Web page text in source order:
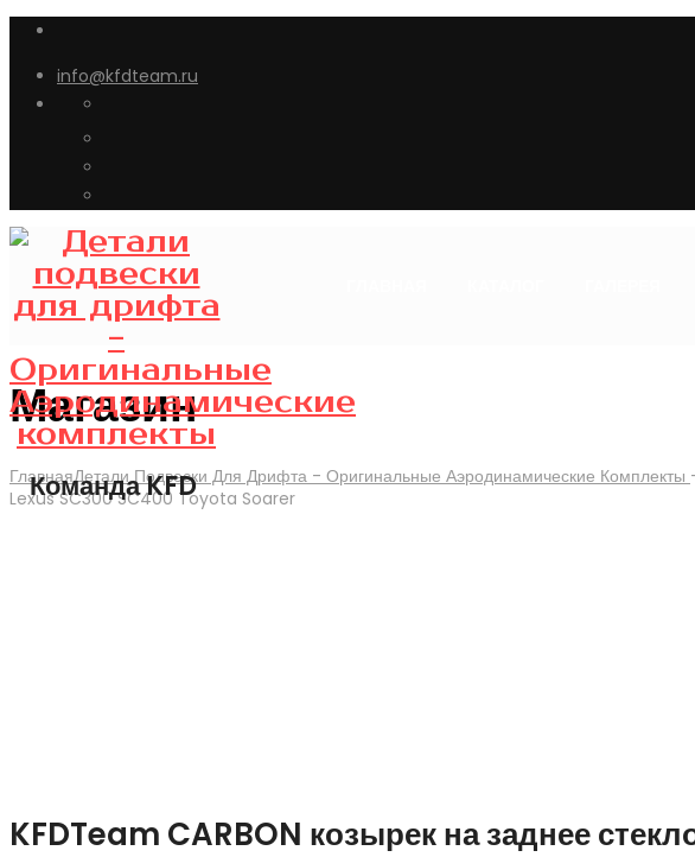
info@kfdteam.ru
Команда KFD
Магазин
ГлавнаяДетали Подвески Для Дрифта - Оригинальные Аэродинамические Комплекты
Lexus SC300 SC400 Toyota Soarer
KFDTeam CARBON козырек на заднее